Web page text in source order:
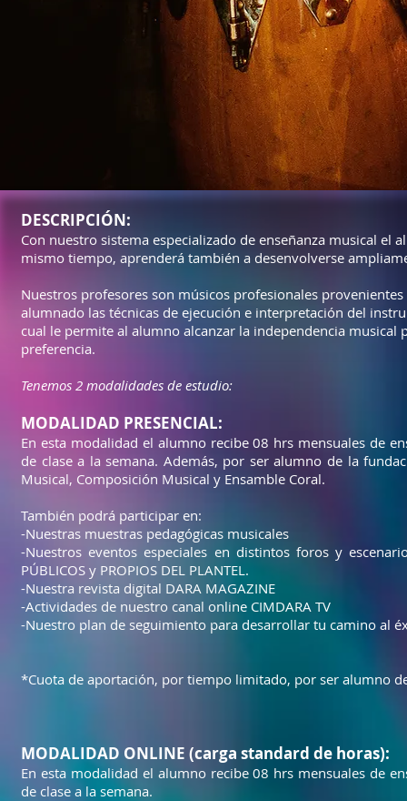
DESCRIPCIÓN:
Con nuestro sistema especializado de enseñanza musical el
mismo tiempo, aprenderá también a desenvolverse
Nuestros profesores son músicos profesionales
alumnado las técnicas de ejecución e interpretación del
cual le permite al alumno alcanzar la independencia
preferencia.
Tenemos 2 modalidades de estudio:
MODALIDAD PRESENCIAL:
En esta modalidad el alumno recibe 08 hrs mensuales de
de clase a la semana. Además, por ser alumno de la
Musical, Composición Musical y Ensamble Coral.
También podrá participar en:
-Nuestras muestras pedagógicas musicales
-Nuestros eventos especiales en distintos foros y
PÚBLICOS y PROPIOS DEL PLANTEL.
-Nuestra revista digital DARA MAGAZINE
-Actividades de nuestro canal online CIMDARA TV
-Nuestro plan de seguimiento para desarrollar tu camino al
*Cuota de aportación, por tiempo limitado, por ser alumno
MODALIDAD ONLINE (carga standard de horas):
En esta modalidad el alumno recibe 08 hrs mensuales de
de clase a la semana.